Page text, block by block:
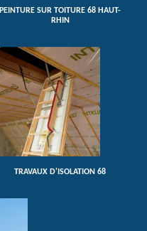
PEINTURE SUR TOITURE 68 HAUT-
RHIN
TRAVAUX D'ISOLATION 68